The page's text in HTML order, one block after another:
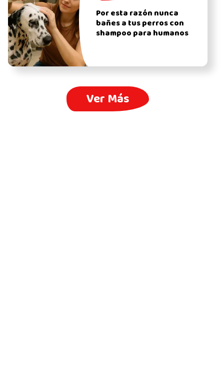
Por esta razón nunca
bañes a tus perros con
shampoo para humanos
Ver Más